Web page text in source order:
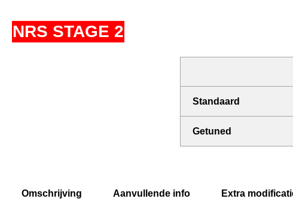
NRS STAGE 2
Standaard
Getuned
Omschrijving Aanvullende info Extra